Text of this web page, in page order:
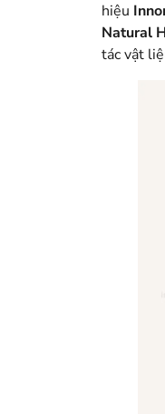
hiệu
Natural
tác vật